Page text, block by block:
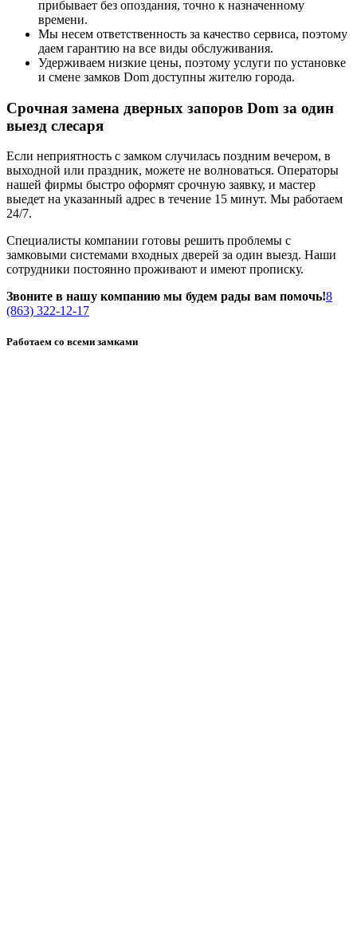
прибывает без опоздания, точно к назначенному
времени.
Мы несем ответственность за качество сервиса, поэтому
даем гарантию на все виды обслуживания.
Удерживаем низкие цены, поэтому услуги по установке
и смене замков Dom доступны жителю города.
Срочная замена дверных запоров Dom за один
выезд слесаря
Если неприятность с замком случилась поздним вечером, в
выходной или праздник, можете не волноваться. Операторы
нашей фирмы быстро оформят срочную заявку, и мастер
выедет на указанный адрес в течение 15 минут. Мы работаем
24/7.
Специалисты компании готовы решить проблемы с
замковыми системами входных дверей за один выезд. Наши
сотрудники постоянно проживают и имеют прописку.
Звоните в нашу компанию мы будем рады вам помочь!8
(863) 322-12-17
Работаем со всеми замками